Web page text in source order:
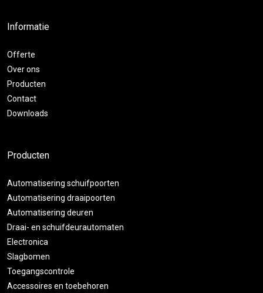
Informatie
Offerte
Over ons
Producten
Contact
Downloads
Producten
Automatisering schuifpoorten
Automatisering draaipoorten
Automatisering deuren
Draai- en schuifdeurautomaten
Electronica
Slagbomen
Toegangscontrole
Accessoires en toebehoren